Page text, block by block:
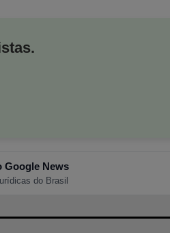
Google News
do Brasil